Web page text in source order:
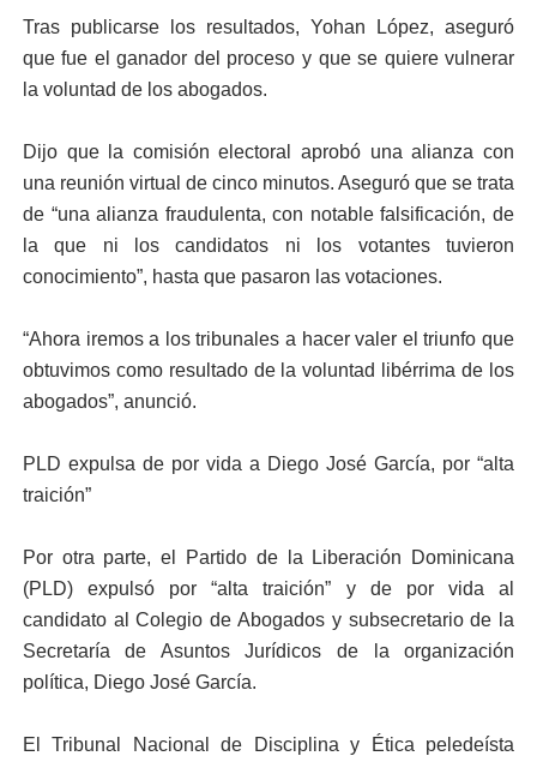
Tras publicarse los resultados, Yohan López, aseguró
que fue el ganador del proceso y que se quiere vulnerar
la voluntad de los abogados.
Dijo que la comisión electoral aprobó una alianza con
una reunión virtual de cinco minutos. Aseguró que se trata
de “una alianza fraudulenta, con notable falsificación, de
la que ni los candidatos ni los votantes tuvieron
conocimiento”, hasta que pasaron las votaciones.
“Ahora iremos a los tribunales a hacer valer el triunfo que
obtuvimos como resultado de la voluntad libérrima de los
abogados”, anunció.
PLD expulsa de por vida a Diego José García, por “alta
traición”
Por otra parte, el Partido de la Liberación Dominicana
(PLD) expulsó por “alta traición” y de por vida al
candidato al Colegio de Abogados y subsecretario de la
Secretaría de Asuntos Jurídicos de la organización
política, Diego José García.
El Tribunal Nacional de Disciplina y Ética peledeísta